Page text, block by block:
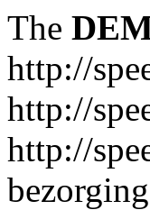
The
http://
http://
http://